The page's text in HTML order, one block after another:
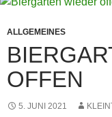
ALLGEMEINES
OFFEN
5. JUNI 2021